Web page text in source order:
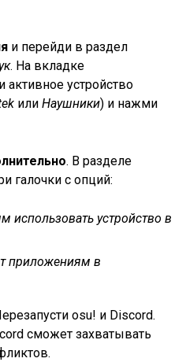
и перейди в раздел
. На вкладке
активное устройство
илиНаушники) и нажми
. В разделе
галочки с опций:
использовать устройство в
приложениям в
osu! и Discord.
сможет захватывать